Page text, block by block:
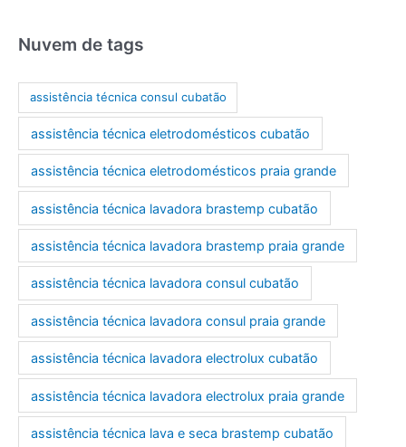
o
e
a
Nuvem de tags
assistência técnica consul cubatão
assistência técnica eletrodomésticos cubatão
assistência técnica eletrodomésticos praia grande
assistência técnica lavadora brastemp cubatão
assistência técnica lavadora brastemp praia grande
assistência técnica lavadora consul cubatão
assistência técnica lavadora consul praia grande
assistência técnica lavadora electrolux cubatão
assistência técnica lavadora electrolux praia grande
assistência técnica lava e seca brastemp cubatão